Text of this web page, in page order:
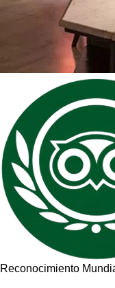
Reconocimiento